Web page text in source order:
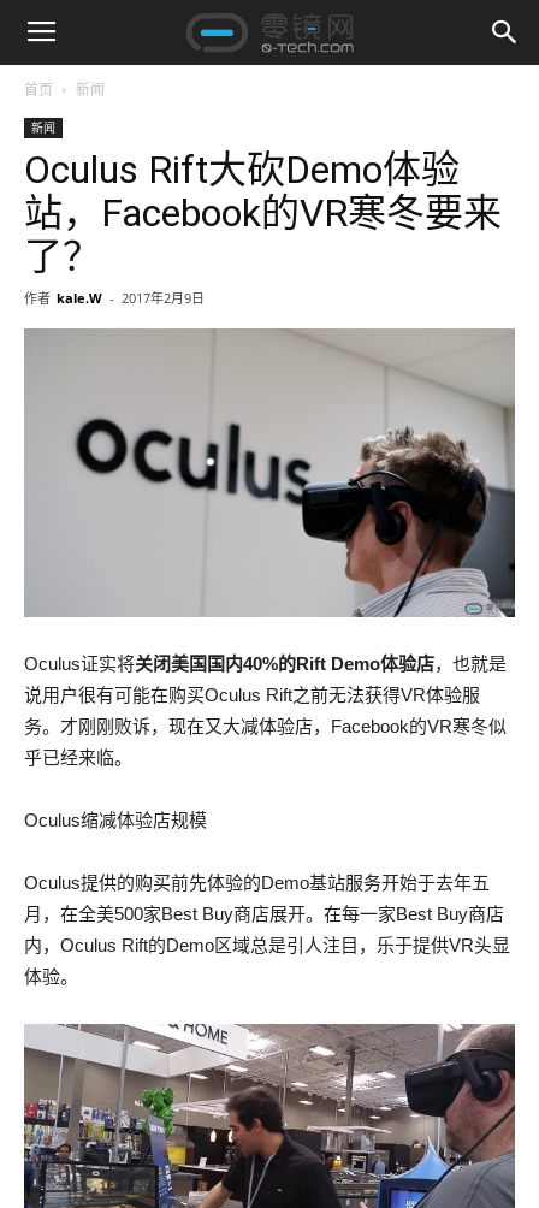
首页 新闻
新闻
Oculus Rift大砍Demo体验
站，Facebook的VR寒冬要来
了？
作者 kale.W - 2017年2月9日
Oculus证实将关闭美国国内40%的Rift Demo体验店，也就是
说用户很有可能在购买Oculus Rift之前无法获得VR体验服
务。才刚刚败诉，现在又大减体验店，Facebook的VR寒冬似
乎已经来临。
Oculus缩减体验店规模
Oculus提供的购买前先体验的Demo基站服务开始于去年五
月，在全美500家Best Buy商店展开。在每一家Best Buy商店
内，Oculus Rift的Demo区域总是引人注目，乐于提供VR头显
体验。